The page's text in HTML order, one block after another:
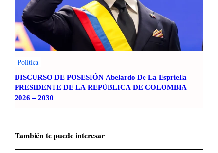
Politica
DISCURSO DE POSESIÓN Abelardo De La Espriella
PRESIDENTE DE LA REPÚBLICA DE COLOMBIA
2026 – 2030
También te puede interesar